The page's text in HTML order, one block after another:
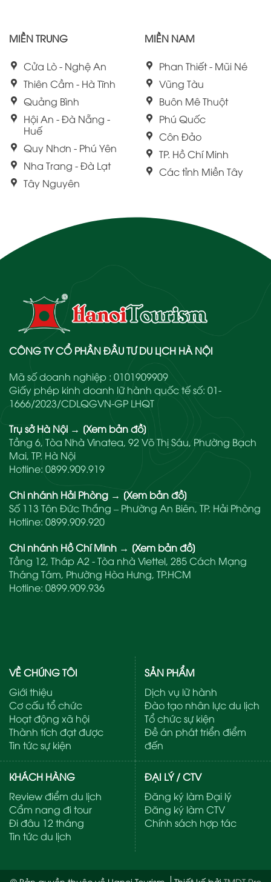
MIỀN TRUNG
Cửa Lò - Nghệ An
Thiên Cầm - Hà Tĩnh
Quảng Bình
Hội An - Đà Nẵng -
Huế
Quy Nhơn - Phú Yên
Nha Trang - Đà Lạt
Tây Nguyên
MIỀN NAM
Phan Thiết - Mũi Né
Vũng Tàu
Buôn Mê Thuột
Phú Quốc
Côn Đảo
TP. Hồ Chí Minh
Các tỉnh Miền Tây
CÔNG TY CỔ PHẦN ĐẦU TƯ DU LỊCH HÀ NỘI
Mã số doanh nghiệp : 0101909909
Giấy phép kinh doanh lữ hành quốc tế số: 01-
1666/2023/CDLQGVN-GP LHQT
Trụ sở Hà Nội → [Xem bản đồ]
Tầng 6, Tòa Nhà Vinatea, 92 Võ Thị Sáu, Phường Bạch
Mai, TP. Hà Nội
Hotline: 0899.909.919
Chi nhánh Hải Phòng → [Xem bản đồ]
Số 113 Tôn Đức Thắng – Phường An Biên, TP. Hải Phòng
Hotline: 0899.909.920
Chi nhánh Hồ Chí Minh → [Xem bản đồ]
Tầng 12, Tháp A2 - Tòa nhà Viettel, 285 Cách Mạng
Tháng Tám, Phường Hòa Hưng, TP.HCM
Hotline: 0899.909.936
VỀ CHÚNG TÔI
Giới thiệu
Cơ cấu tổ chức
Hoạt động xã hội
Thành tích đạt được
Tin tức sự kiện
SẢN PHẨM
Dịch vụ lữ hành
Đào tạo nhân lực du lịch
Tổ chức sự kiện
Đề án phát triển điểm
đến
KHÁCH HÀNG
Review điểm du lịch
Cẩm nang đi tour
Đi đâu 12 tháng
Tin tức du lịch
ĐẠI LÝ / CTV
Đăng ký làm Đại lý
Đăng ký làm CTV
Chính sách hợp tác